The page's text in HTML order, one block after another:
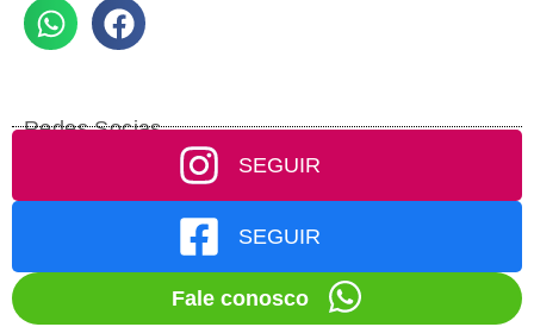
Redes Socias
SEGUIR
SEGUIR
Fale conosco